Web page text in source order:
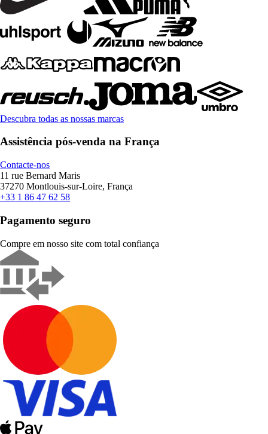
Descubra todas as nossas marcas
Assistência pós-venda na França
Contacte-nos
11 rue Bernard Maris
37270 Montlouis-sur-Loire, França
+33 1 86 47 62 58
Pagamento seguro
Compre em nosso site com total confiança